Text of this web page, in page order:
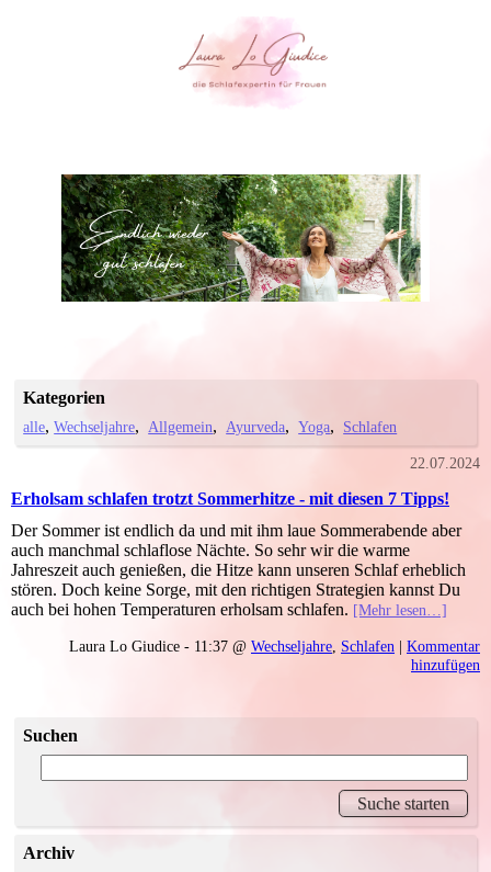
Kategorien
alle Wechseljahre Allgemein Ayurveda Yoga Schlafen
22.07.2024
Erholsam schlafen trotzt Sommerhitze - mit diesen 7 Tipps!
Der Sommer ist endlich da und mit ihm laue Sommerabende aber
auch manchmal schlaflose Nächte. So sehr wir die warme
Jahreszeit auch genießen, die Hitze kann unseren Schlaf erheblich
stören. Doch keine Sorge, mit den richtigen Strategien kannst Du
auch bei hohen Temperaturen erholsam schlafen. [Mehr lesen…]
Laura Lo Giudice - 11:37 @ Wechseljahre Schlafen | Kommentar
hinzufügen
Suchen
Archiv